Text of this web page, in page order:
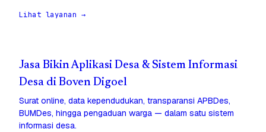
Lihat layanan →
Jasa Bikin Aplikasi Desa & Sistem Informasi
Desa di Boven Digoel
Surat online, data kependudukan, transparansi APBDes,
BUMDes, hingga pengaduan warga — dalam satu sistem
informasi desa.